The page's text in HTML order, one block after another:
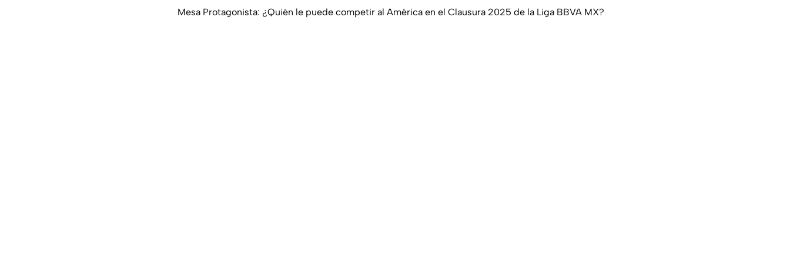
Mesa Protagonista: ¿Quién le puede competir al América en el Clausura 2025 de la Liga BBVA MX?